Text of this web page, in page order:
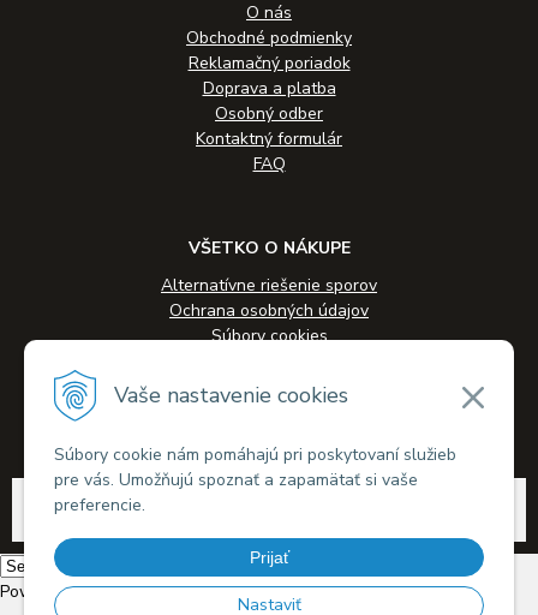
Vaše nastavenie cookies
Súbory cookie nám pomáhajú pri poskytovaní služieb
pre vás. Umožňujú spoznať a zapamätať si vaše
preferencie.
Prijať
Nastaviť
O nás
Obchodné podmienky
Reklamačný poriadok
Doprava a platba
Osobný odber
Kontaktný formulár
FAQ
VŠETKO O NÁKUPE
Alternatívne riešenie sporov
Ochrana osobných údajov
Súbory cookies
Veľkoobchodná spolupráca
© 2026 Alkohol-eshop.sk •
Powered by Translate